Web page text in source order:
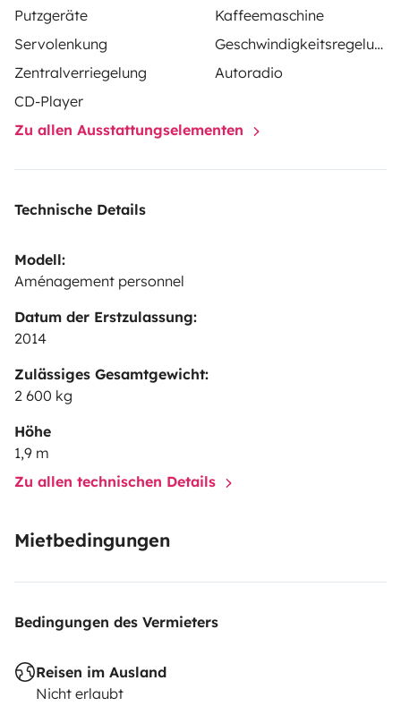
Putzgeräte
Kaffeemaschine
Servolenkung
Geschwindigkeitsregelung
Zentralverriegelung
Autoradio
CD-Player
Zu allen Ausstattungselementen
Technische Details
Modell:
Aménagement personnel
Datum der Erstzulassung:
2014
Zulässiges Gesamtgewicht:
2 600 kg
Höhe
1,9 m
Zu allen technischen Details
Mietbedingungen
Bedingungen des Vermieters
Reisen im Ausland
Nicht erlaubt